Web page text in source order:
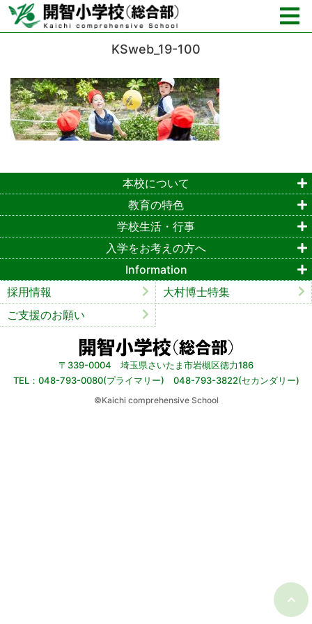
KSweb_19-100
〒339-0004 埼玉県さいたま市岩槻区徳力186
TEL：048-793-0080(プライマリー) 048-793-3822(セカンダリー)
本校について
教育の特色
学校生活・行事
入学をお考えの方へ
Information
採用情報
大村博士特集
ご支援のお願い
©︎Kaichi comprehensive School